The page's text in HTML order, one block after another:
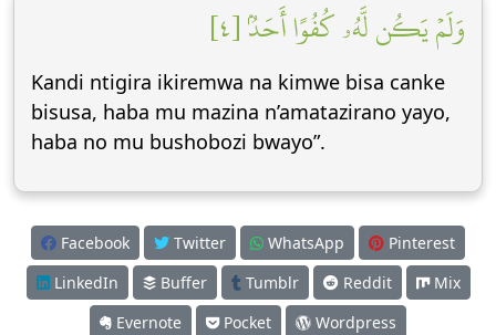
وَلَمۡ يَكُن لَّهُۥ كُفُوًا أَحَدُۢ [٤]
Kandi ntigira ikiremwa na kimwe bisa canke
bisusa, haba mu mazina n’amatazirano yayo,
haba no mu bushobozi bwayo”.
Facebook Twitter WhatsApp
Pinterest
LinkedIn
Buffer Tumblr Reddit
Mix
Evernote
Pocket Wordpress